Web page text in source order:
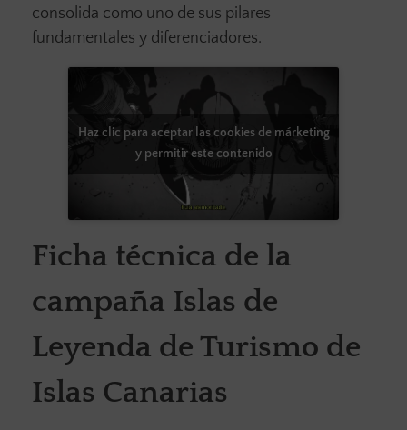
consolida como uno de sus pilares
fundamentales y diferenciadores.
Haz clic para aceptar las cookies de márketing
y permitir este contenido
Ficha técnica de la
campaña Islas de
Leyenda de Turismo de
Islas Canarias